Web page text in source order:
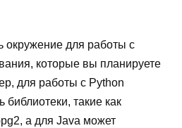
окружение для работы с
которые вы планируете
для работы с Python
библиотеки, такие как
а для Java может